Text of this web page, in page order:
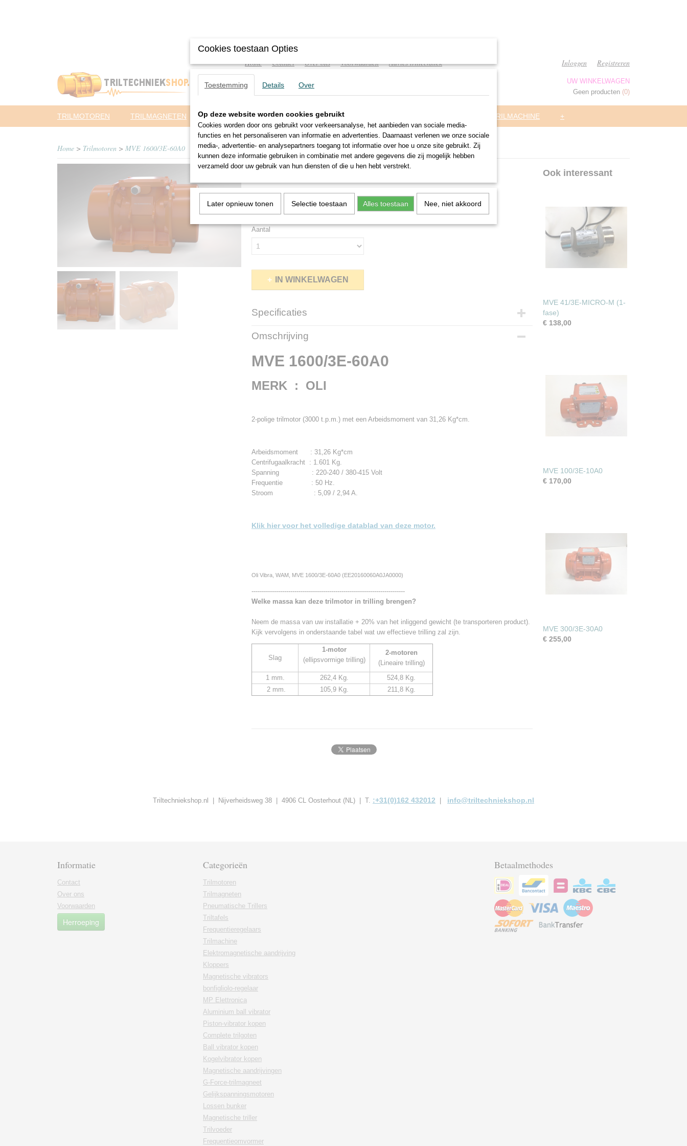
Home Contact Over ons Voorwaarden Advies triltechniek Inloggen Registreren
UW WINKELWAGEN
Geen producten (0)
TRILMOTOREN TRILMAGNETEN PNEUMATISCHE TRILLERS TRILTAFELS TRILMACHINE +
Home > Trilmotoren > MVE 1600/3E-60A0
MVE 1600/3E-60A0
€ 525,00
Levertijd circa 2 weken
Aantal
IN WINKELWAGEN
Specificaties
Netto gewicht
Bruto gewicht
Omschrijving
MVE 1600/3E-60A0
MERK : OLI
2-polige trilmotor (3000 t.p.m.) met een Arbeidsmoment van 31,26 Kg*cm.
Arbeidsmoment : 31,26 Kg*cm
Centrifugaalkracht : 1.601 Kg.
Spanning : 220-240 / 380-415 Volt
Frequentie : 50 Hz.
Stroom : 5,09 / 2,94 A.
Klik hier voor het volledige datablad van deze motor.
Oli Vibra, WAM, MVE 1600/3E-60A0 (EE20160060A0JA0000)
---------------------------------------------------------------------------
Welke massa kan deze trilmotor in trilling brengen?
Neem de massa van uw installatie + 20% van het inliggend gewicht (te transporteren product).
Kijk vervolgens in onderstaande tabel wat uw effectieve trilling zal zijn.
Slag
1-motor
(ellipsvormige trilling)
2-motoren
(Lineaire trilling)
1 mm.
262,4 Kg.
524,8 Kg.
2 mm.
105,9 Kg. 211,8 Kg.
Ook interessant
MVE 41/3E-MICRO-M (1-
fase)
€ 138,00
MVE 100/3E-10A0
€ 170,00
MVE 300/3E-30A0
€ 255,00
Triltechniekshop.nl | Nijverheidsweg 38 | 4906 CL Oosterhout (NL) | T. :+31(0)162 432012 info@triltechniekshop.nl
Informatie
Contact
Over ons
Voorwaarden
Herroeping
Categorieën
Trilmotoren
Trilmagneten
Pneumatische Trillers
Triltafels
Frequentieregelaars
Trilmachine
Elektromagnetische aandrijving
Kloppers
Magnetische vibrators
bonfigliolo-regelaar
MP Elettronica
Aluminium ball vibrator
Piston-vibrator kopen
Complete trilgoten
Ball vibrator kopen
Kogelvibrator kopen
Magnetische aandrijvingen
G-Force-trilmagneet
Gelijkspanningsmotoren
Lossen bunker
Magnetische triller
Trilvoeder
Frequentieomvormer
Betaalmethodes
Cookies toestaan Opties
Toestemming Details Over
Op deze website worden cookies gebruikt
Cookies worden door ons gebruikt voor verkeersanalyse, het aanbieden van sociale media-
functies en het personaliseren van informatie en advertenties. Daarnaast verlenen we onze sociale
media-, advertentie- en analysepartners toegang tot informatie over hoe u onze site gebruikt. Zij
kunnen deze informatie gebruiken in combinatie met andere gegevens die zij mogelijk hebben
verzameld door uw gebruik van hun diensten of die u hen hebt verstrekt.
Later opnieuw tonen Selectie toestaan Alles toestaan Nee, niet akkoord